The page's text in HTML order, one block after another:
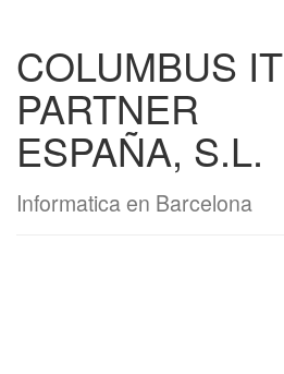
COLUMBUS IT
PARTNER
ESPAÑA, S.L.
Informatica en Barcelona